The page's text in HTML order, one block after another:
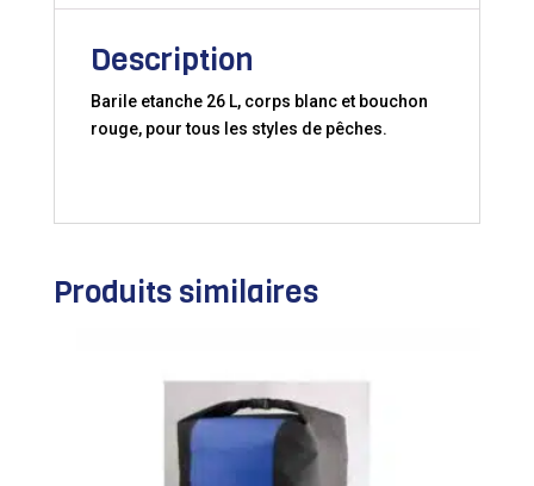
Description
Barile etanche 26 L, corps blanc et bouchon
rouge, pour tous les styles de pêches.
Produits similaires